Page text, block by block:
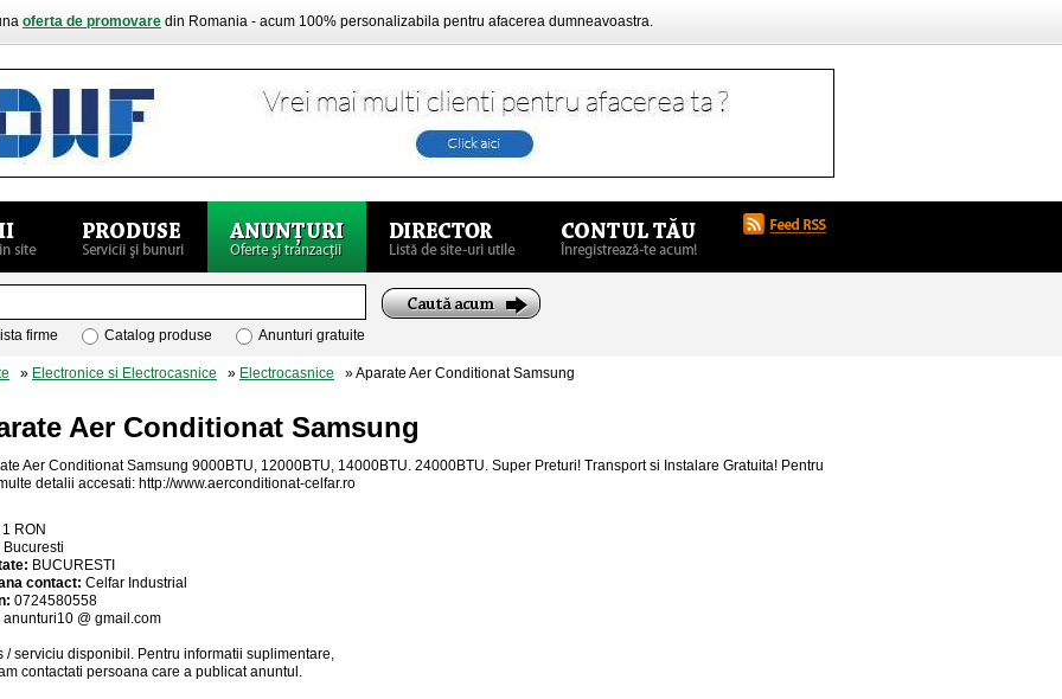
oferta de promovare din Romania - acum 100% personalizabila pentru afacerea dumneavoastra.
firme Catalog produse Anunturi gratuite
» Electronice si Electrocasnice » Electrocasnice » Aparate Aer Conditionat Samsung
Aer Conditionat Samsung
Aer Conditionat Samsung 9000BTU, 12000BTU, 14000BTU. 24000BTU. Super Preturi! Transport si Instalare Gratuita! Pentru
detalii accesati: http://www.aerconditionat-celfar.ro
1 RON
Bucuresti
BUCURESTI
contact: Celfar Industrial
0724580558
anunturi10 @ gmail.com
/ serviciu disponibil . Pentru informatii suplimentare,
contactati persoana care a publicat anuntul.